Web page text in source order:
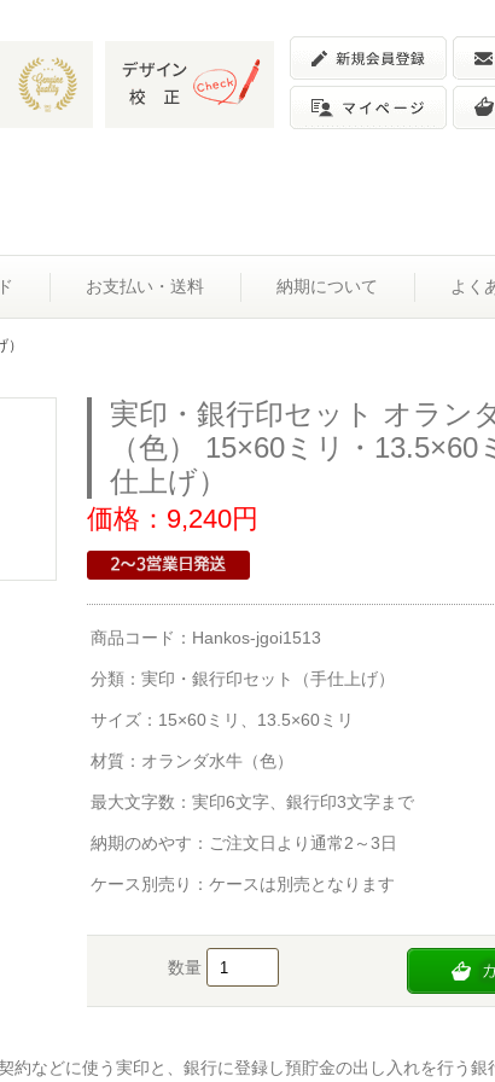
お支払い・送料 納期について よく
実印・銀行印セット オラン
（色） 15×60ミリ・13.5×60
仕上げ）
価格：9,240円
商品コード：Hankos-jgoi1513
分類： 実印・銀行印セット（手仕上げ）
サイズ：15×60ミリ、13.5×60ミリ
材質：オランダ水牛（色）
最大文字数：実印6文字、銀行印3文字まで
納期のめやす：ご注文日より通常2～3日
ケース別売り：ケースは別売となります
数量
約などに使う実印と、銀行に登録し預貯金の出し入れを行う銀